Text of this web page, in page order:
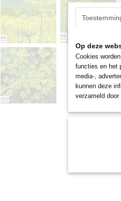
Op deze
Cookies
functies en het
media-,
kunnen deze
verzameld